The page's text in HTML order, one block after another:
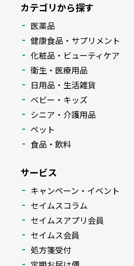
カテゴリから探す
医薬品
健康食品・サプリメント
化粧品・ビューティケア
衛生・医療用品
日用品・生活雑貨
ベビー・キッズ
シニア・介護用品
ペット
食品・飲料
サービス
キャンペーン・イベント
セイムスコラム
セイムスアプリ会員
セイムス会員
処方箋受付